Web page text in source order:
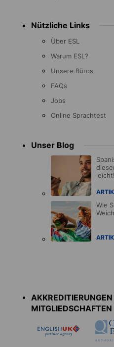
Nützliche Links
Über ESL
Warum ESL?
Unsere Büros
FAQs
Jobs
Online Sprachtest
Unser Blog
leicht!
Wie
AKKREDITIERUNGEN
MITGLIEDSCHAFTEN